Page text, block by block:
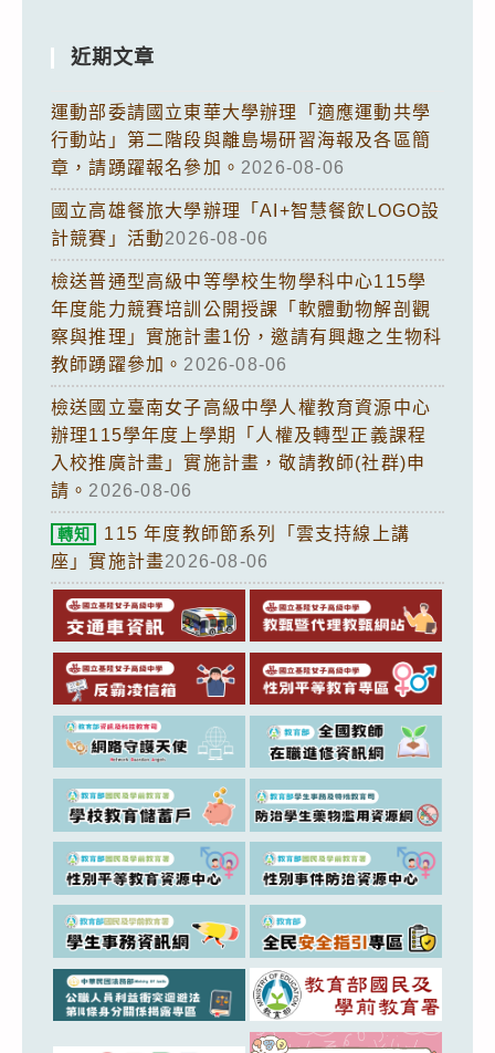
近期文章
運動部委請國立東華大學辦理「適應運動共學
行動站」第二階段與離島場研習海報及各區簡
章，請踴躍報名參加。 2026-08-06
國立高雄餐旅大學辦理「AI+智慧餐飲LOGO設
計競賽」活動2026-08-06
檢送普通型高級中等學校生物學科中心115學
年度能力競賽培訓公開授課「軟體動物解剖觀
察與推理」實施計畫1份，邀請有興趣之生物科
教師踴躍參加。 2026-08-06
檢送國立臺南女子高級中學人權教育資源中心
辦理115學年度上學期「人權及轉型正義課程
入校推廣計畫」實施計畫，敬請教師(社群)申
請。 2026-08-06
轉知
115 年度教師節系列「雲支持線上講
座」實施計畫2026-08-06